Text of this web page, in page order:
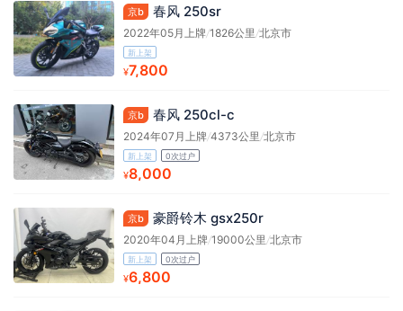
京b 春风 250sr
2022年05月上牌/1826公里 /北京市
新上架
¥7,800
京b 春风 250cl-c
2024年07月上牌/4373公里 /北京市
新上架 0次过户
¥8,000
京b 豪爵铃木 gsx250r
2020年04月上牌/19000公里 /北京市
新上架 0次过户
¥6,800